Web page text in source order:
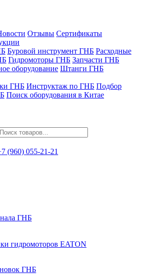
Отзывы Сертификаты
Буровой инструмент ГНБ Расходные
Гидромоторы ГНБ Запчасти ГНБ
оборудование Штанги ГНБ
ГНБ Инструктаж по ГНБ Подбор
Поиск оборудования в Китае
(960) 055-21-21
ГНБ
гидромоторов EATON
ГНБ